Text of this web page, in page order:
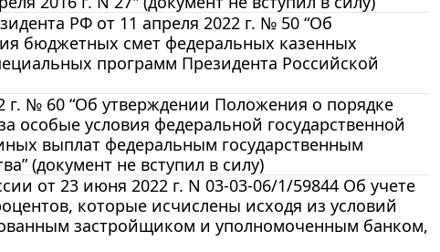
РФ от 11 апреля 2022 г. № 50 “Об
бюджетных смет федеральных казенных
программ Президента Российской
г. № 60 “Об утверждении Положения о порядке
особые условия федеральной государственной
выплат федеральным государственным
(документ не вступил в силу)
от 23 июня 2022 г. N 03-03-06/1/59844 Об учете
которые исчислены исходя из условий
застройщиком и уполномоченным банком,